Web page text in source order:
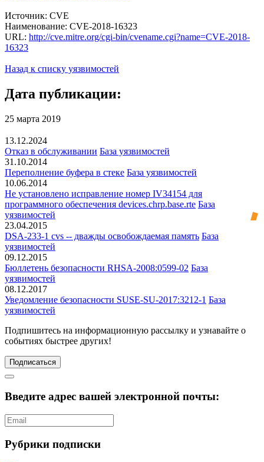
Источник: CVE
Наименование: CVE-2018-16323
URL: http://cve.mitre.org/cgi-bin/cvename.cgi?name=CVE-2018-
16323
Назад к списку уязвимостей
Дата публикации:
25 марта 2019
13.12.2024
Отказ в обслуживании База уязвимостей
31.10.2014
Переполнение буфера в стеке База уязвимостей
10.06.2014
Не установлено исправление номер IV34154 для
программного обеспечения devices.chrp.base.rte База
уязвимостей
23.04.2015
DSA-233-1 cvs -- дважды освобождаемая память База
уязвимостей
09.12.2015
Бюллетень безопасности RHSA-2008:0599-02 База
уязвимостей
08.12.2017
Уведомление безопасности SUSE-SU-2017:3212-1 База
уязвимостей
Подпишитесь на информационную рассылку и узнавайте о
событиях быстрее других!
Подписаться
Введите адрес вашей электронной почты:
Рубрики подписки